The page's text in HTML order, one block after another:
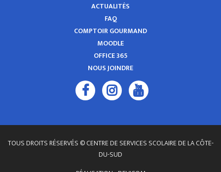
ACTUALITÉS
FAQ
COMPTOIR GOURMAND
MOODLE
OFFICE 365
NOUS JOINDRE
TOUS DROITS RÉSERVÉS © CENTRE DE SERVICES SCOLAIRE DE LA CÔTE-
DU-SUD